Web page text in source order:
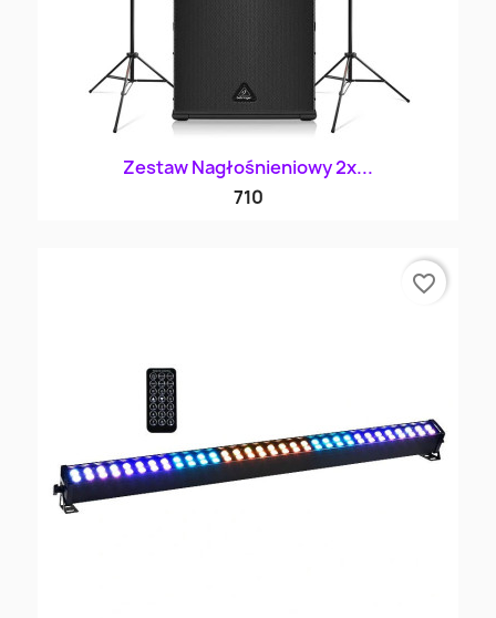
Zestaw Nagłośnieniowy 2x...
710
favorite_border